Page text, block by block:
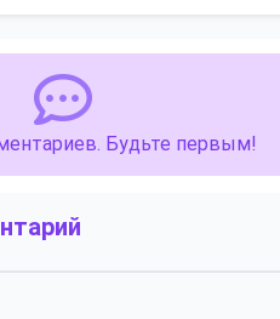
Будьте первым!